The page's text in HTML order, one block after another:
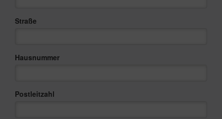
Straße
Hausnummer
Postleitzahl